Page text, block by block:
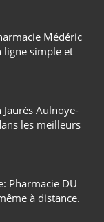
Médéric
ligne simple et
Jaurès Aulnoye-
les meilleurs
Pharmacie DU
à distance.